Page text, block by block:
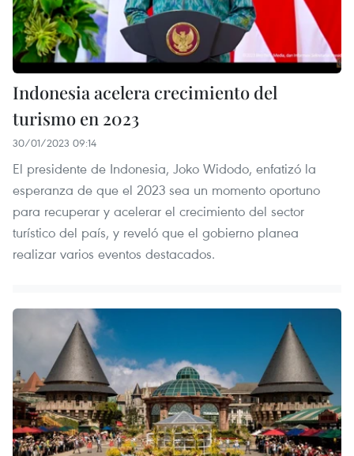
Indonesia acelera crecimiento del
turismo en 2023
30/01/2023 09:14
El presidente de Indonesia, Joko Widodo, enfatizó la
esperanza de que el 2023 sea un momento oportuno
para recuperar y acelerar el crecimiento del sector
turístico del país, y reveló que el gobierno planea
realizar varios eventos destacados.